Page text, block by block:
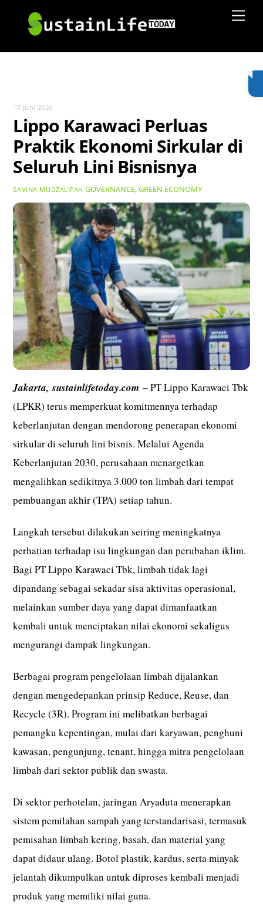
content
17 Juni 2026
Lippo Karawaci Perluas
Praktik Ekonomi Sirkular di
Seluruh Lini Bisnisnya
SAVINA MUDZALIFAH GOVERNANCE,GREEN ECONOMY
Jakarta,sustainlifetoday.com –PT Lippo Karawaci Tbk
(LPKR) terus memperkuat komitmennya terhadap
keberlanjutan dengan mendorong penerapan ekonomi
sirkular di seluruh lini bisnis. Melalui Agenda
Keberlanjutan 2030, perusahaan menargetkan
mengalihkan sedikitnya 3.000 ton limbah dari tempat
pembuangan akhir (TPA) setiap tahun.
Langkah tersebut dilakukan seiring meningkatnya
perhatian terhadap isu lingkungan dan perubahan iklim.
Bagi PT Lippo Karawaci Tbk, limbah tidak lagi
dipandang sebagai sekadar sisa aktivitas operasional,
melainkan sumber daya yang dapat dimanfaatkan
kembali untuk menciptakan nilai ekonomi sekaligus
mengurangi dampak lingkungan.
Berbagai program pengelolaan limbah dijalankan
dengan mengedepankan prinsip Reduce, Reuse, dan
Recycle (3R). Program ini melibatkan berbagai
pemangku kepentingan, mulai dari karyawan, penghuni
kawasan, pengunjung, tenant, hingga mitra pengelolaan
limbah dari sektor publik dan swasta.
Di sektor perhotelan, jaringan Aryaduta menerapkan
sistem pemilahan sampah yang terstandarisasi, termasuk
pemisahan limbah kering, basah, dan material yang
dapat didaur ulang. Botol plastik, kardus, serta minyak
jelantah dikumpulkan untuk diproses kembali menjadi
produk yang memiliki nilai guna.